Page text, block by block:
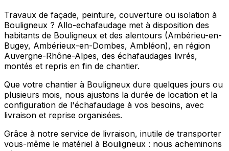
Travaux de façade, peinture, couverture ou isolation à
Bouligneux ? Allo-echafaudage met à disposition des
habitants de Bouligneux et des alentours (Ambérieu-en-
Bugey, Ambérieux-en-Dombes, Ambléon), en région
Auvergne-Rhône-Alpes, des échafaudages livrés,
montés et repris en fin de chantier.
Que votre chantier à Bouligneux dure quelques jours ou
plusieurs mois, nous ajustons la durée de location et la
configuration de l'échafaudage à vos besoins, avec
livraison et reprise organisées.
Grâce à notre service de livraison, inutile de transporter
vous-même le matériel à Bouligneux : nous acheminons